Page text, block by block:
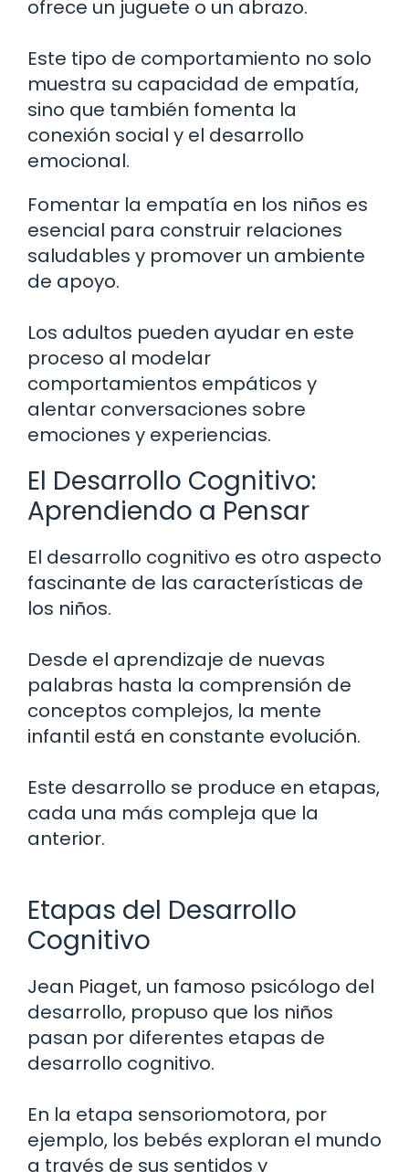
ofrece un juguete o un abrazo.
Este tipo de comportamiento no solo
muestra su capacidad de empatía,
sino que también fomenta la
conexión social y el desarrollo
emocional.
Fomentar la empatía en los niños es
esencial para construir relaciones
saludables y promover un ambiente
de apoyo.
Los adultos pueden ayudar en este
proceso al modelar
comportamientos empáticos y
alentar conversaciones sobre
emociones y experiencias.
El Desarrollo Cognitivo:
Aprendiendo a Pensar
El desarrollo cognitivo es otro aspecto
fascinante de las características de
los niños.
Desde el aprendizaje de nuevas
palabras hasta la comprensión de
conceptos complejos, la mente
infantil está en constante evolución.
Este desarrollo se produce en etapas,
cada una más compleja que la
anterior.
Etapas del Desarrollo
Cognitivo
Jean Piaget, un famoso psicólogo del
desarrollo, propuso que los niños
pasan por diferentes etapas de
desarrollo cognitivo.
En la etapa sensoriomotora, por
ejemplo, los bebés exploran el mundo
a través de sus sentidos y